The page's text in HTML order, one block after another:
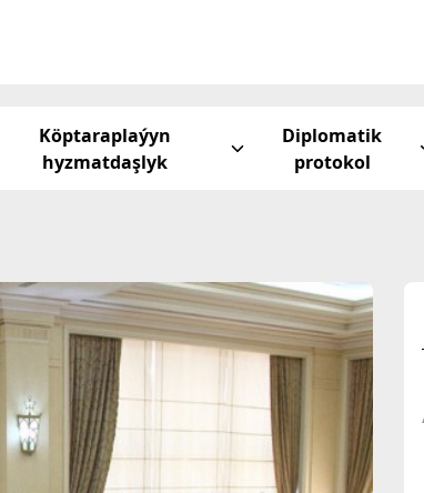
Köptaraplaýyn
hyzmatdaşlyk
Diplomatik
protokol